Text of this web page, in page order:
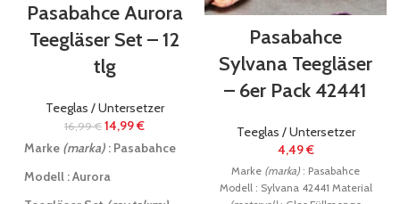
Pasabahce Aurora
Teegläser Set – 12
tlg
Teeglas / Untersetzer
16,99€ 14,99€
Marke (marka) : Pasabahce
Modell : Aurora
Pasabahce
Sylvana Teegläser
– 6er Pack 42441
Teeglas / Untersetzer
4,49€
Marke (marka) : Pasabahce
Modell : Sylvana 42441 Material